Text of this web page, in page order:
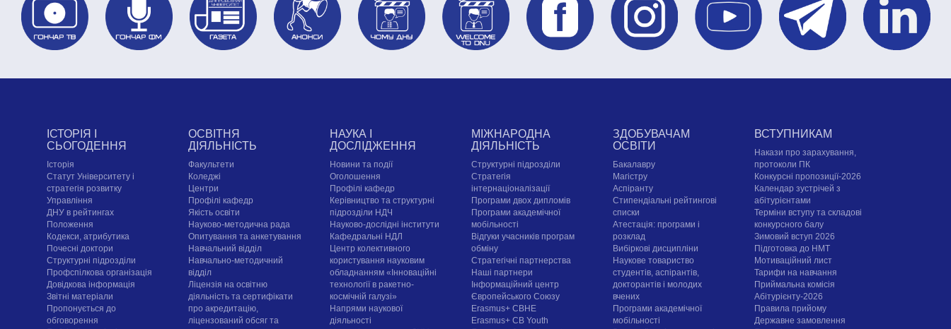
ІСТОРІЯ І
СЬОГОДЕННЯ
Історія
Статут Університету і
стратегія розвитку
Управління
ДНУ в рейтингах
Положення
Кодекси, атрибутика
Почесні доктори
Структурні підрозділи
Профспілкова організація
Довідкова інформація
Звітні матеріали
Пропонується до
обговорення
ОСВІТНЯ
ДІЯЛЬНІСТЬ
Факультети
Коледжі
Центри
Профілі кафедр
Якість освіти
Науково-методична рада
Опитування та анкетування
Навчальний відділ
Навчально-методичний
відділ
Ліцензія на освітню
діяльність та сертифікати
про акредитацію,
ліцензований обсяг та
НАУКА І
ДОСЛІДЖЕННЯ
Новини та події
Оголошення
Профілі кафедр
Керівництво та структурні
підрозділи НДЧ
Науково-дослідні інститути
Кафедральні НДЛ
Центр колективного
користування науковим
обладнанням «Інноваційні
технології в ракетно-
космічній галузі»
Напрями наукової
діяльності
МІЖНАРОДНА
ДІЯЛЬНІСТЬ
Структурні підрозділи
Стратегія
інтернаціоналізації
Програми двох дипломів
Програми академічної
мобільності
Відгуки учасників програм
обміну
Стратегічні партнерства
Наші партнери
Інформаційний центр
Європейського Союзу
Erasmus+ CBHE
Erasmus+ CB Youth
ЗДОБУВАЧАМ
ОСВІТИ
Бакалавру
Магістру
Аспіранту
Стипендіальні рейтингові
списки
Атестація: програми і
розклад
Вибіркові дисципліни
Наукове товариство
студентів, аспірантів,
докторантів і молодих
вчених
Програми академічної
мобільності
ВСТУПНИКАМ
Накази про зарахування,
протоколи ПК
Конкурсні пропозиції-2026
Календар зустрічей з
абітурієнтами
Терміни вступу та складові
конкурсного балу
Зимовий вступ 2026
Підготовка до НМТ
Мотиваційний лист
Тарифи на навчання
Приймальна комісія
Абітурієнту-2026
Правила прийому
Державне замовлення